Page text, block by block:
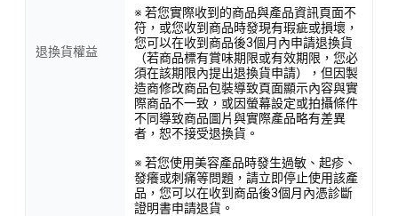
退換貨權益
※ 若您實際收到的商品與產品資訊頁面不
符，或您收到商品時發現有瑕疵或損壞，
您可以在收到商品後3個月內申請退換貨
（若商品標有賞味期限或有效期限，您必
須在該期限內提出退換貨申請），但因製
造商修改商品包裝導致頁面顯示內容與實
際商品不一致，或因螢幕設定或拍攝條件
不同導致商品圖片與實際產品略有差異
者，恕不接受退換貨。
※ 若您使用美容產品時發生過敏、起疹、
發癢或刺痛等問題，請立即停止使用該產
品，您可以在收到商品後3個月內憑診斷
證明書申請退貨。